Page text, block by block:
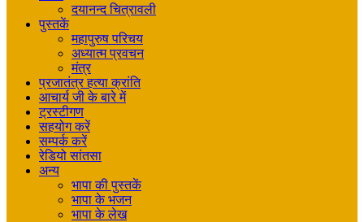
दयानन्द चित्रावली
पुस्तकें
महापुरुष परिचय
अध्यात्म प्रवचन
मंत्र
प्रजातंत्र हत्या क्रांति
आचार्य जी के बारे में
ट्रस्टीगण
सहयोग करें
सम्पर्क करें
रेडियो सांतसा
अन्य
भापा की पुस्तकें
भापा के भजन
भापा के लेख